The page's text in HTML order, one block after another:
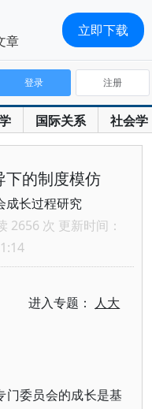
国际关系 社会学
登录 注册
下的制度模仿
长过程研究
2656 次 更新时间：
进入专题： 人大
门委员会的成长是基
章
立即下载